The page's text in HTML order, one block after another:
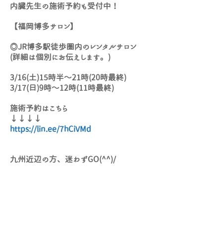
内臓先生の施術予約も受付中！
【福岡博多サロン】
◎JR博多駅徒歩圏内のレンタルサロン
(詳細は個別にお伝えします。)
3/16(土)15時半～21時(20時最終)
3/17(日)9時～12時(11時最終)
施術予約はこちら
↓↓↓↓
https://lin.ee/7hCiVMd
九州近辺の方、迷わずGO(^^)/